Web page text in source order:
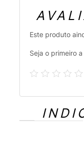
Este produto
Seja o primeiro